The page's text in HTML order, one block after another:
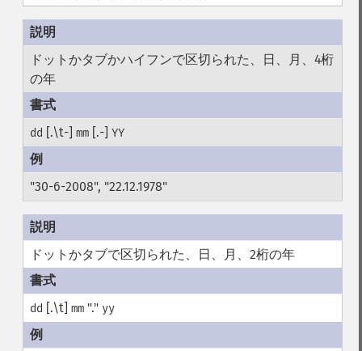
ドットかタブかハイフンで区切られた、日、月、4桁
の年
dd [.\t-] mm[.-] YY
"30-6-2008", "22.12.1978"
ドットかタブで区切られた、日、月、2桁の年
dd [.\t] mm"." yy